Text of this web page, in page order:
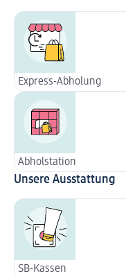
Express-Abholung
Abholstation
Unsere Ausstattung
SB-Kassen